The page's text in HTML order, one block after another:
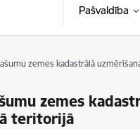
Pašvaldība
zemes kadastrālā
zemes
teritorijā